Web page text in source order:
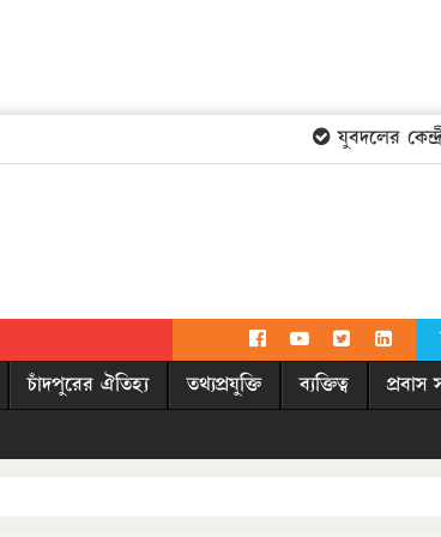
যুবদলের
চাঁদপুরের ঐতিহ্য তথ্যপ্রযুক্তি ব্যক্তিত্ব প্রবাস